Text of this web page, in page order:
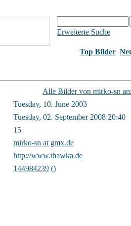
Erweiterte Suche
Top Bilder
Alle Bilder von mirko-sn
Tuesday, 10. June 2003
Tuesday, 02. September 2008 20:40
15
mirko-sn at gmx.de
http://www.thawka.de
144984239 ()